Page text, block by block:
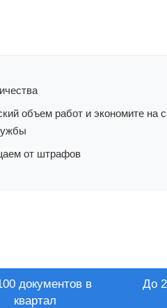
объем работ и экономите на
от штрафов
документов в
квартал
До